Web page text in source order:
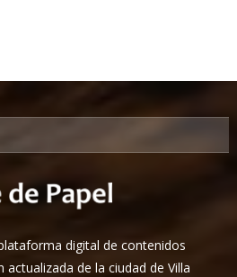
digital de contenidos
de la ciudad de Villa